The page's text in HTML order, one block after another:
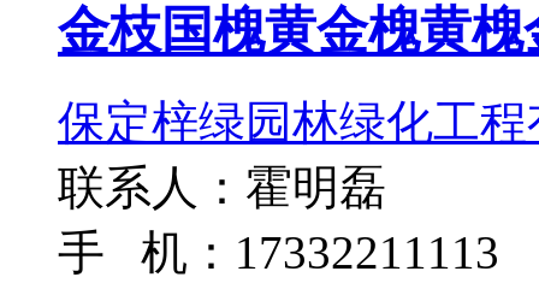
金枝国槐黄金槐黄
保定梓绿园林绿化工
联系人：霍明磊
手 机：17332211113